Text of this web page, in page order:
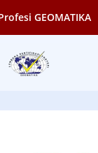
GEOMATIKA